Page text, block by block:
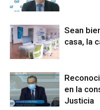
Sean
casa, la
en la
Justicia